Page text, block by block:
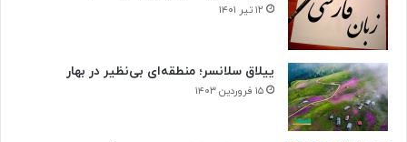
۱۲ تیر ۱۴۰۱
ییلاق سلانسر؛ منطقه‌ای بی‌نظیر در بهار
۱۵ فروردین ۱۴۰۳